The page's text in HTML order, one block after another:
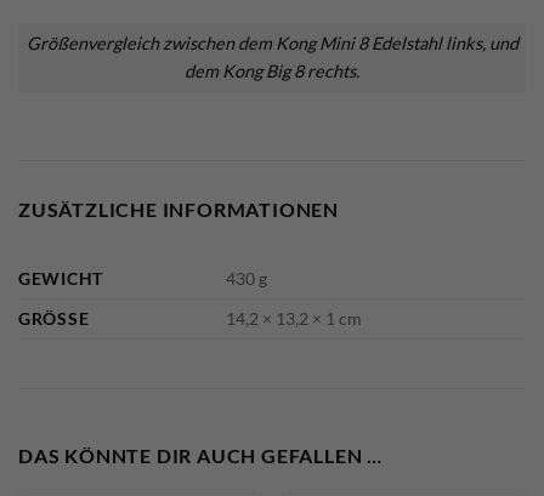
Größenvergleich zwischen dem Kong Mini 8 Edelstahl links, und
dem Kong Big 8 rechts.
ZUSÄTZLICHE INFORMATIONEN
GEWICHT
430 g
GRÖSSE
14,2 × 13,2 × 1 cm
DAS KÖNNTE DIR AUCH GEFALLEN …